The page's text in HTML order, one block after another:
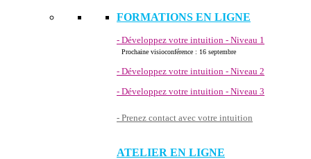
FORMATIONS EN LIGNE
- Développez votre intuition - Niveau 1
Prochaine visioconférence : 16 septembre
- Développez votre intuition - Niveau 2
- Développez votre intuition - Niveau 3
- Prenez contact avec votre intuition
ATELIER EN LIGNE